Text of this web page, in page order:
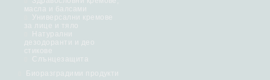
масла и балсами
Универсални кремове
за лице и тяло
Натурални
дезодоранти и део
стикове
Слънцезащита
Биоразградими продукти